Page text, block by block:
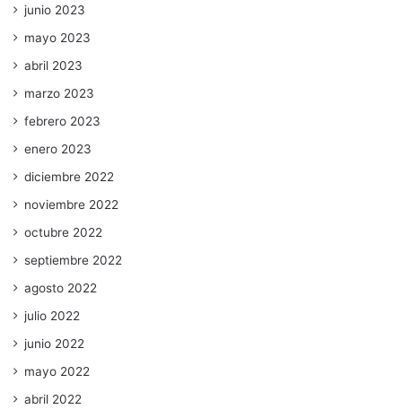
junio 2023
mayo 2023
abril 2023
marzo 2023
febrero 2023
enero 2023
diciembre 2022
noviembre 2022
octubre 2022
septiembre 2022
agosto 2022
julio 2022
junio 2022
mayo 2022
abril 2022